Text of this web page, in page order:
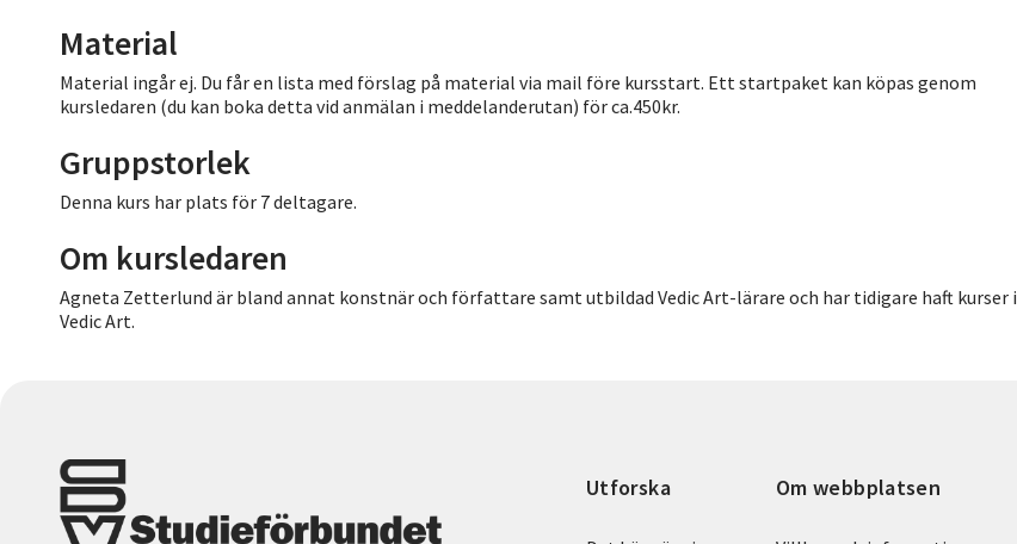
Material
Material ingår ej. Du får en lista med förslag på material via mail före kursstart. Ett startpaket kan köpas genom
kursledaren (du kan boka detta vid anmälan i meddelanderutan) för ca.450kr.
Gruppstorlek
Denna kurs har plats för 7 deltagare.
Om kursledaren
Agneta Zetterlund är bland annat konstnär och författare samt utbildad Vedic Art-lärare och har tidigare haft kurser i
Vedic Art.
Utforska Om webbplatsen